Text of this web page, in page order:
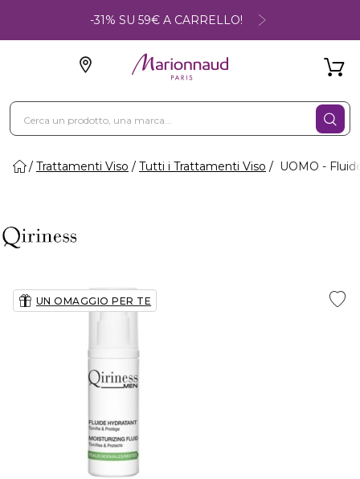
-31% SU 59€ A CARRELLO!
Trattamenti Viso Tutti i Trattamenti Viso UOMO -
UN OMAGGIO PER TE